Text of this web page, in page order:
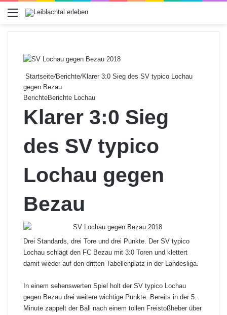
Menü
Startseite/Berichte/Klarer 3:0 Sieg des SV typico Lochau
gegen Bezau
BerichteBerichte Lochau
Klarer 3:0 Sieg
des SV typico
Lochau gegen
Bezau
Drei Standards, drei Tore und drei Punkte. Der SV typico
Lochau schlägt den FC Bezau mit 3:0 Toren und klettert
damit wieder auf den dritten Tabellenplatz in der Landesliga.
In einem sehenswerten Spiel holt der SV typico Lochau
gegen Bezau drei weitere wichtige Punkte. Bereits in der 5.
Minute zappelt der Ball nach einem tollen Freistoßheber über